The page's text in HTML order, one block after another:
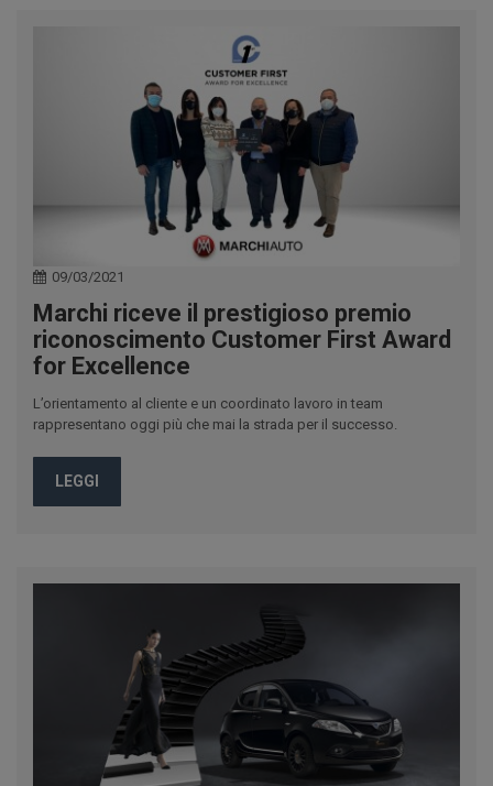
09/03/2021
Marchi riceve il prestigioso premio
riconoscimento Customer First Award
for Excellence
L’orientamento al cliente e un coordinato lavoro in team
rappresentano oggi più che mai la strada per il successo.
LEGGI